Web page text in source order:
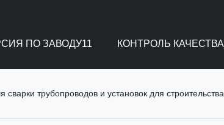
ПО ЗАВОДУ11 КОНТРОЛЬ КАЧЕСТВА
сварки трубопроводов и установок для строительства